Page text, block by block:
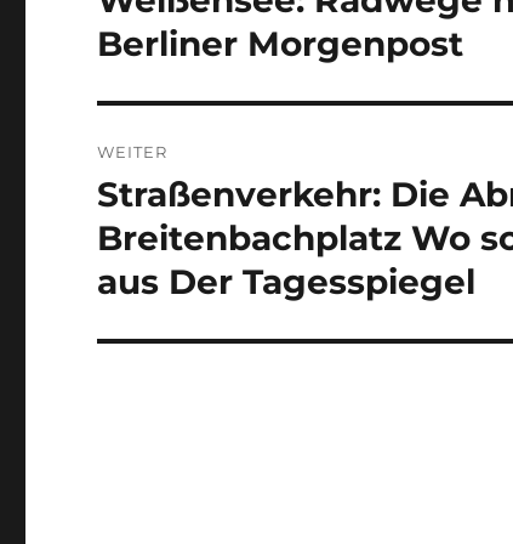
Berliner Morgenpost
WEITER
Nächster
Beitrag:
Straßenverkehr: Die
Breitenbachplatz Wo
aus Der Tagesspiegel